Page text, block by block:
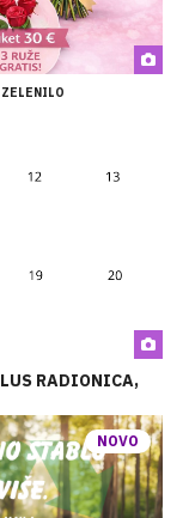
ZELENILO
RADIONICA,
NOVO